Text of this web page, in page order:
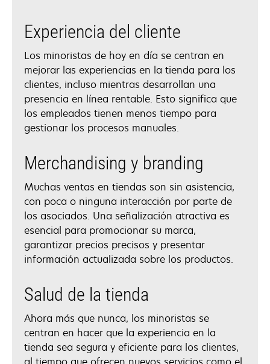
Experiencia del cliente
Los minoristas de hoy en día se centran en
mejorar las experiencias en la tienda para los
clientes, incluso mientras desarrollan una
presencia en línea rentable. Esto significa que
los empleados tienen menos tiempo para
gestionar los procesos manuales.
Merchandising y branding
Muchas ventas en tiendas son sin asistencia,
con poca o ninguna interacción por parte de
los asociados. Una señalización atractiva es
esencial para promocionar su marca,
garantizar precios precisos y presentar
información actualizada sobre los productos.
Salud de la tienda
Ahora más que nunca, los minoristas se
centran en hacer que la experiencia en la
tienda sea segura y eficiente para los clientes,